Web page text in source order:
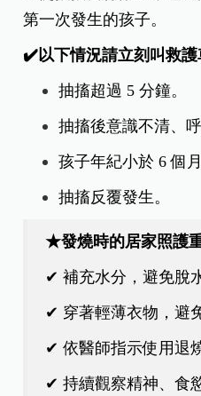
第一次發生的孩子。
✔️以下情況請立刻叫救護
抽搐超過 5 分鐘。
抽搐後意識不清、呼
孩子年紀小於 6 個月
抽搐反覆發生。
★發燒時的居家照護
✔ 補充水分，避免脫
✔ 穿著輕薄衣物，避
✔ 依醫師指示使用退
✔ 持續觀察精神、食